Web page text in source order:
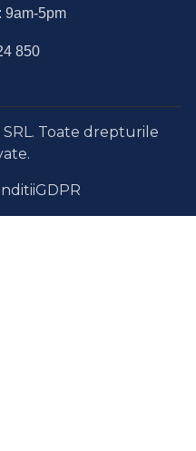
9am-5pm
850
Toate drepturile
GDPR